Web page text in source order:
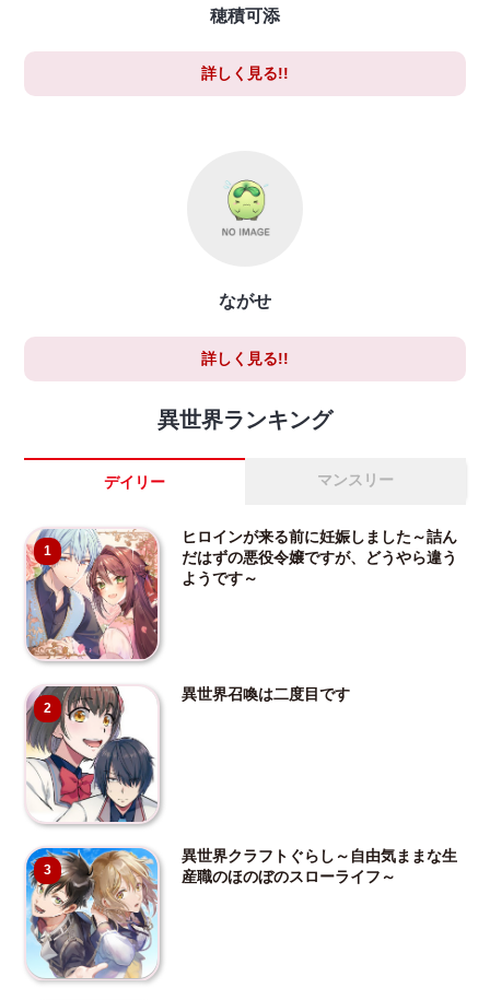
穂積可添
詳しく見る!!
ながせ
詳しく見る!!
異世界ランキング
デイリー マンスリー
1
ヒロインが来る前に妊娠しました～詰ん
だはずの悪役令嬢ですが、どうやら違う
ようです～
2
異世界召喚は二度目です
3
異世界クラフトぐらし～自由気ままな生
産職のほのぼのスローライフ～